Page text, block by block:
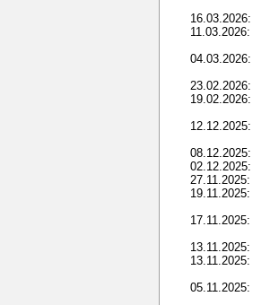
16.03.2026:
11.03.2026:
04.03.2026:
23.02.2026:
19.02.2026:
12.12.2025:
08.12.2025:
02.12.2025:
27.11.2025:
19.11.2025:
17.11.2025:
13.11.2025:
13.11.2025:
05.11.2025: